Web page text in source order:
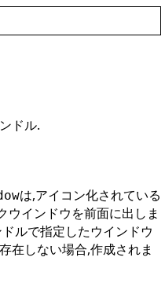
ドル.
は,アイコン化されている
ウインドウを前面に出しま
ルで指定したウインドウ
在しない場合,作成されま